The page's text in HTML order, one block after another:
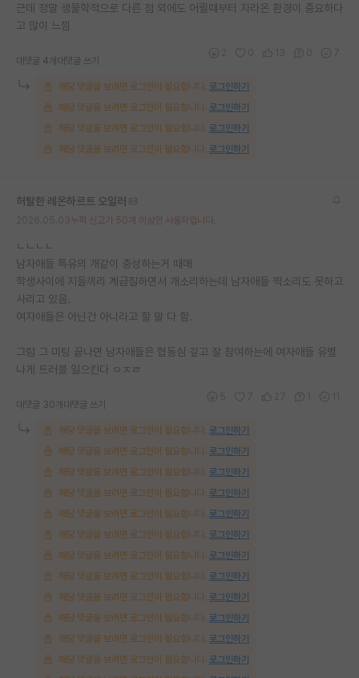
근데 정말 생물학적으로 다른 점 외에도 어릴때부터 자라온 환경이 중요하다
고 많이 느낌
대댓글 4개 대댓글 쓰기
해당 댓글을 보려면 로그인이 필요합니다. 로그인하기
해당 댓글을 보려면 로그인이 필요합니다. 로그인하기
해당 댓글을 보려면 로그인이 필요합니다. 로그인하기
해당 댓글을 보려면 로그인이 필요합니다. 로그인하기
허탈한 레온하르트 오일러
누적 신고가 50개 이상인 사용자입니다.
ㄴㄴㄴㄴ
남자애들 특유의 개같이 충성하는거 때매
학생사이에 지들끼리 계급질하면서 개소리하는데 남자애들 찍소리도 못하고
사리고 있음.
여자애들은 아닌건 아니라고 할 말 다 함.
그럼 그 미팅 끝나면 남자애들은 협동심 깊고 잘 참여하는에 여자애들 유별
나게 트러블 일으킨다 ㅇㅈㄹ
대댓글 30개 대댓글 쓰기
해당 댓글을 보려면 로그인이 필요합니다. 로그인하기
해당 댓글을 보려면 로그인이 필요합니다. 로그인하기
해당 댓글을 보려면 로그인이 필요합니다. 로그인하기
해당 댓글을 보려면 로그인이 필요합니다. 로그인하기
해당 댓글을 보려면 로그인이 필요합니다. 로그인하기
해당 댓글을 보려면 로그인이 필요합니다. 로그인하기
해당 댓글을 보려면 로그인이 필요합니다. 로그인하기
해당 댓글을 보려면 로그인이 필요합니다. 로그인하기
해당 댓글을 보려면 로그인이 필요합니다. 로그인하기
해당 댓글을 보려면 로그인이 필요합니다. 로그인하기
해당 댓글을 보려면 로그인이 필요합니다. 로그인하기
해당 댓글을 보려면 로그인이 필요합니다. 로그인하기